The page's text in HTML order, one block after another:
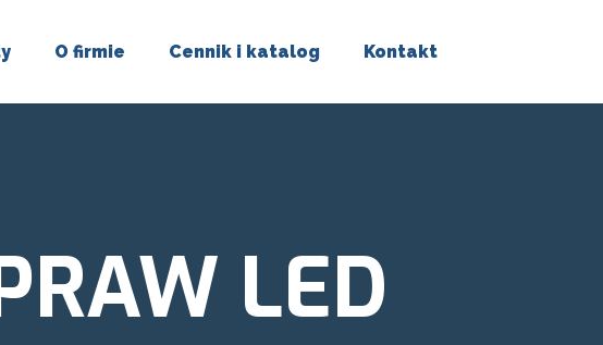
O firmie Cennik i katalog Kontakt
LED